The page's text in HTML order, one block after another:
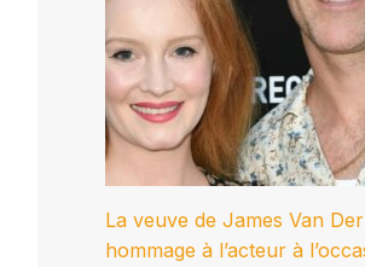
La veuve de James Van
hommage à l’acteur à